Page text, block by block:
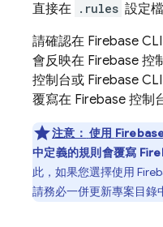
直接在 .rules 設定
請確認在 Firebase
會反映在 Firebase 控
控制台或 Firebase
覆寫在 Firebase 控制
注意： 使用
中定義的規則會覆寫
此，如果您選擇使用
請務必一併更新專案目錄